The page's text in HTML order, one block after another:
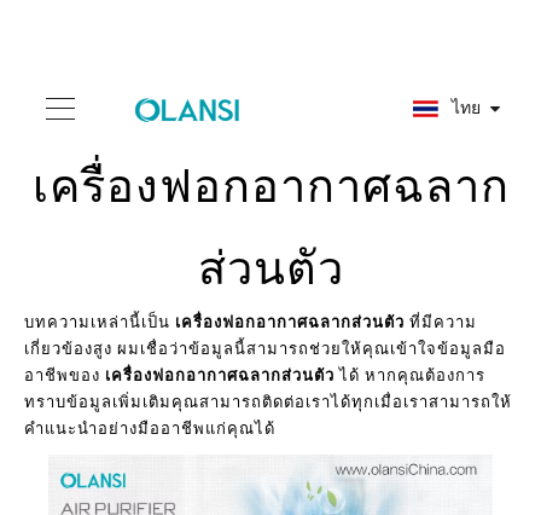
ไทย
เครื่องฟอกอากาศฉลาก
ส่วนตัว
บทความเหล่านี้เป็น เครื่องฟอกอากาศฉลากส่วนตัว ที่มีความ
เกี่ยวข้องสูง ผมเชื่อว่าข้อมูลนี้สามารถช่วยให้คุณเข้าใจข้อมูลมือ
อาชีพของ เครื่องฟอกอากาศฉลากส่วนตัว ได้ หากคุณต้องการ
ทราบข้อมูลเพิ่มเติมคุณสามารถติดต่อเราได้ทุกเมื่อเราสามารถให้
คำแนะนำอย่างมืออาชีพแก่คุณได้